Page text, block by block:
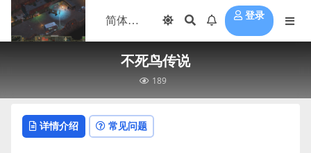
登录
不死鸟传说
189
详情介绍 常见问题